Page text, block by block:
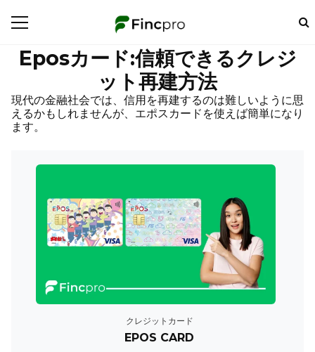
Eposカード:信頼できるクレジ
ット再建方法
現代の金融社会では、信用を再建するのは難しいように思
えるかもしれませんが、エポスカードを使えば簡単になり
ます。
クレジットカード
EPOS CARD